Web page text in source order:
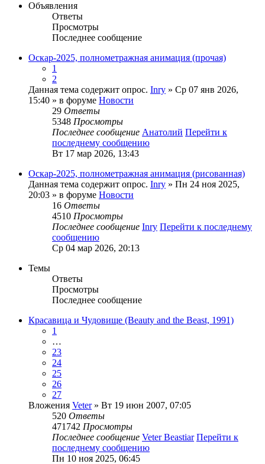
Объявления
Ответы
Просмотры
Последнее сообщение
Оскар-2025, полнометражная анимация (прочая)
1
2
Данная тема содержит опрос. Inry » Ср 07 янв 2026,
15:40 » в форуме Новости
29 Ответы
5348 Просмотры
Последнее сообщение Анатолий Перейти к
последнему сообщению
Вт 17 мар 2026, 13:43
Оскар-2025, полнометражная анимация (рисованная)
Данная тема содержит опрос. Inry » Пн 24 ноя 2025,
20:03 » в форуме Новости
16 Ответы
4510 Просмотры
Последнее сообщение Inry Перейти к последнему
сообщению
Ср 04 мар 2026, 20:13
Темы
Ответы
Просмотры
Последнее сообщение
Красавица и Чудовище (Beauty and the Beast, 1991)
1
…
23
24
25
26
27
Вложения Veter» Вт 19 июн 2007, 07:05
520 Ответы
471742 Просмотры
Последнее сообщение Veter Beastiar Перейти к
последнему сообщению
Пн 10 ноя 2025, 06:45